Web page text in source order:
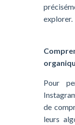
explorer.
Pour
de
leurs